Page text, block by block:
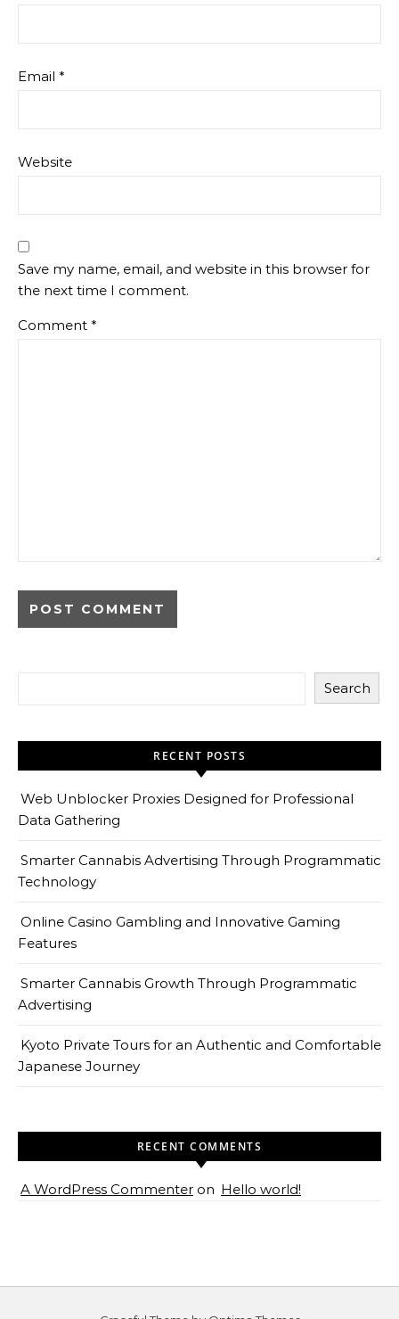
Email *
Website
Save my name, email, and website in this browser for
the next time I comment.
Comment *
Search
RECENT POSTS
Web Unblocker Proxies Designed for Professional
Data Gathering
Smarter Cannabis Advertising Through Programmatic
Technology
Online Casino Gambling and Innovative Gaming
Features
Smarter Cannabis Growth Through Programmatic
Advertising
Kyoto Private Tours for an Authentic and Comfortable
Japanese Journey
RECENT COMMENTS
A WordPress Commenter on Hello world!